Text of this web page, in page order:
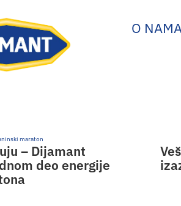
O
– Dijamant
deo energije